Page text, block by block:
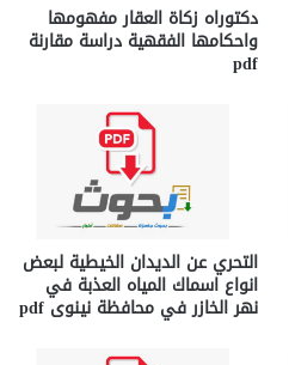
دكتوراه زكاة العقار مفهومها
واحكامها الفقهية دراسة مقارنة
pdf
التحري عن الديدان الخيطية لبعض
انواع اسماك المياه العذبة في
نهر الخازر في محافظة نينوى pdf